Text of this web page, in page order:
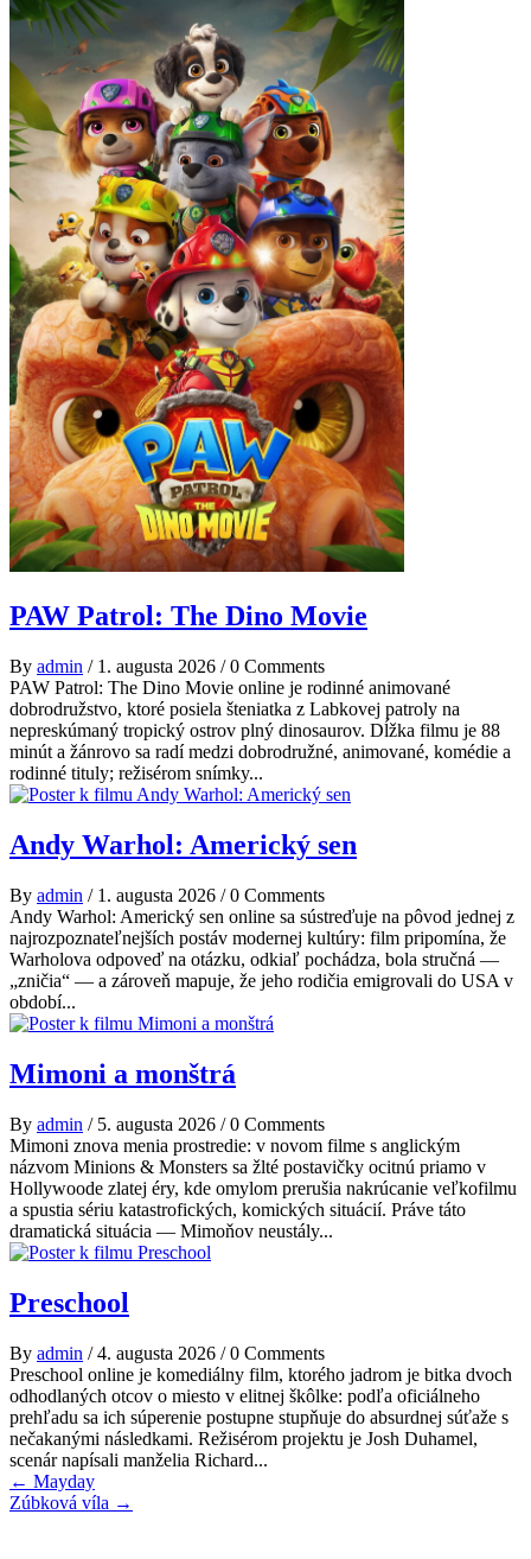
PAW Patrol: The Dino Movie
By admin / 1. augusta 2026 /0 Comments
PAW Patrol: The Dino Movie online je rodinné animované
dobrodružstvo, ktoré posiela šteniatka z Labkovej patroly na
nepreskúmaný tropický ostrov plný dinosaurov. Dĺžka filmu je 88
minút a žánrovo sa radí medzi dobrodružné, animované, komédie a
rodinné tituly; režisérom snímky...
Andy Warhol: Americký sen
By admin / 1. augusta 2026 /0 Comments
Andy Warhol: Americký sen online sa sústreďuje na pôvod jednej z
najrozpoznateľnejších postáv modernej kultúry: film pripomína, že
Warholova odpoveď na otázku, odkiaľ pochádza, bola stručná —
„zničia“ — a zároveň mapuje, že jeho rodičia emigrovali do USA v
období...
Mimoni a monštrá
By admin / 5. augusta 2026 /0 Comments
Mimoni znova menia prostredie: v novom filme s anglickým
názvom Minions & Monsters sa žlté postavičky ocitnú priamo v
Hollywoode zlatej éry, kde omylom prerušia nakrúcanie veľkofilmu
a spustia sériu katastrofických, komických situácií. Práve táto
dramatická situácia — Mimoňov neustály...
Preschool
By admin /4. augusta 2026 /0 Comments
Preschool online je komediálny film, ktorého jadrom je bitka dvoch
odhodlaných otcov o miesto v elitnej škôlke: podľa oficiálneho
prehľadu sa ich súperenie postupne stupňuje do absurdnej súťaže s
nečakanými následkami. Režisérom projektu je Josh Duhamel,
scenár napísali manželia Richard...
Post
navigation
← Mayday
Zúbková víla →